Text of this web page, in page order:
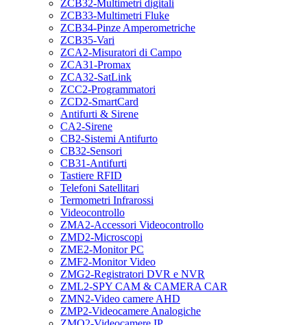
ZCB32-Multimetri digitali
ZCB33-Multimetri Fluke
ZCB34-Pinze Amperometriche
ZCB35-Vari
ZCA2-Misuratori di Campo
ZCA31-Promax
ZCA32-SatLink
ZCC2-Programmatori
ZCD2-SmartCard
Antifurti & Sirene
CA2-Sirene
CB2-Sistemi Antifurto
CB32-Sensori
CB31-Antifurti
Tastiere RFID
Telefoni Satellitari
Termometri Infrarossi
Videocontrollo
ZMA2-Accessori Videocontrollo
ZMD2-Microscopi
ZME2-Monitor PC
ZMF2-Monitor Video
ZMG2-Registratori DVR e NVR
ZML2-SPY CAM & CAMERA CAR
ZMN2-Video camere AHD
ZMP2-Videocamere Analogiche